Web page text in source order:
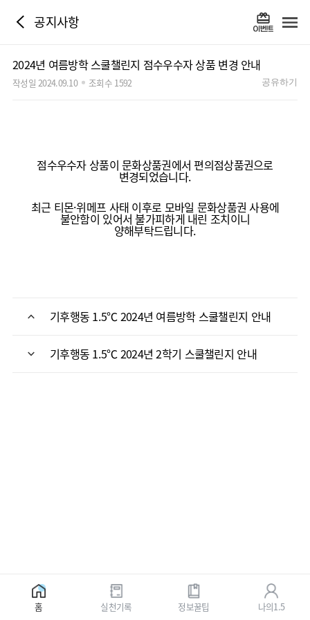
공지사항
2024년 여름방학 스쿨챌린지 점수우수자 상품 변경 안내
작성일 2024.09.10 조회수 1592 공유하기
점수우수자 상품이 문화상품권에서 편의점상품권으로
변경되었습니다.
최근 티몬·위메프 사태 이후로 모바일 문화상품권 사용에
불안함이 있어서 불가피하게 내린 조치이니
양해부탁드립니다.
기후행동 1.5℃ 2024년 여름방학 스쿨챌린지 안내
기후행동 1.5℃ 2024년 2학기 스쿨챌린지 안내
홈 실천기록 정보꿀팁 나의1.5